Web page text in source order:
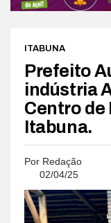
ITABUNA
Prefeito
indústria
Centro de
Itabuna.
Por Redação
02/04/25